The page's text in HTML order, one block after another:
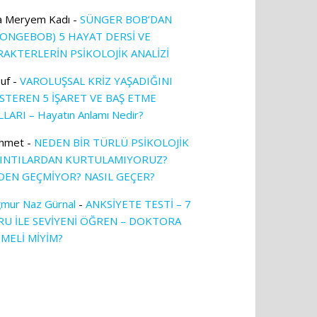
Meryem Kadı - SÜNGER BOB’DAN
5 HAYAT DERSİ VE
PSİKOLOJİK ANALİZİ
- VAROLUŞSAL KRİZ YAŞADIĞINI
5 İŞARET VE BAŞ ETME
– Hayatın Anlamı Nedir?
- NEDEN BİR TÜRLÜ PSİKOLOJİK
KURTULAMIYORUZ?
GEÇMİYOR? NASIL GEÇER?
Naz Gürnal - ANKSİYETE TESTİ – 7
İLE SEVİYENİ ÖĞREN – DOKTORA
MİYİM?